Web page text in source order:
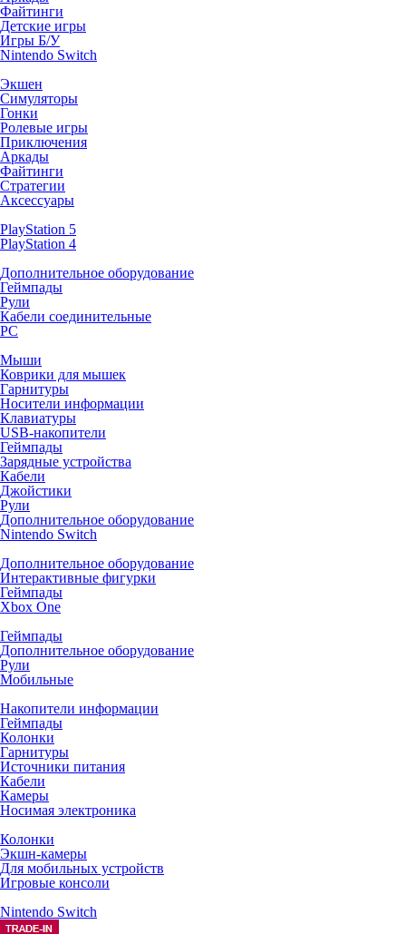
Файтинги
Детские игры
Игры Б/У
Nintendo Switch
Экшен
Симуляторы
Гонки
Ролевые игры
Приключения
Аркады
Файтинги
Стратегии
Аксессуары
PlayStation 5
PlayStation 4
Дополнительное оборудование
Геймпады
Рули
Кабели соединительные
PC
Мыши
Коврики для мышек
Гарнитуры
Носители информации
Клавиатуры
USB-накопители
Геймпады
Зарядные устройства
Кабели
Джойстики
Рули
Дополнительное оборудование
Nintendo Switch
Дополнительное оборудование
Интерактивные фигурки
Геймпады
Xbox One
Геймпады
Дополнительное оборудование
Рули
Мобильные
Накопители информации
Геймпады
Колонки
Гарнитуры
Источники питания
Кабели
Камеры
Носимая электроника
Колонки
Экшн-камеры
Для мобильных устройств
Игровые консоли
Nintendo Switch